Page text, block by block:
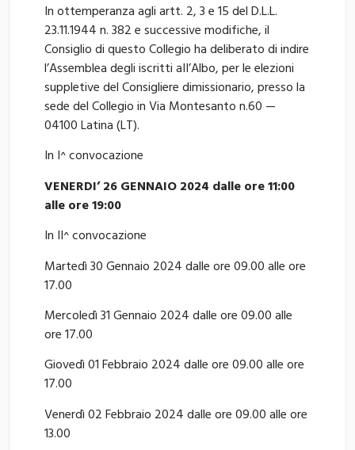
In ottemperanza agli artt. 2, 3 e 15 del D.L.L.
23.11.1944 n. 382 e successive modifiche, il
Consiglio di questo Collegio ha deliberato di indire
l’Assemblea degli iscritti aII’Albo, per le elezioni
suppletive del Consigliere dimissionario, presso la
sede del Collegio in Via Montesanto n.60 —
04100 Latina (LT).
In I^ convocazione
VENERDI’ 26 GENNAIO 2024 dalle ore 11:00
alle ore 19:00
In II^ convocazione
Martedì 30 Gennaio 2024 dalle ore 09.00 alle ore
17.00
Mercoledì 31 Gennaio 2024 dalle ore 09.00 alle
ore 17.00
Giovedì 01 Febbraio 2024 dalle ore 09.00 alle ore
17.00
Venerdì 02 Febbraio 2024 dalle ore 09.00 alle ore
13.00